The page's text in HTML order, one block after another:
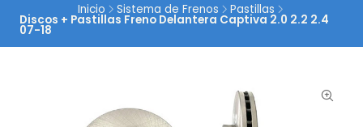
Inicio Sistema de Frenos Pastillas
Discos + Pastillas Freno Delantera Captiva 2.0 2.2 2.4
07-18